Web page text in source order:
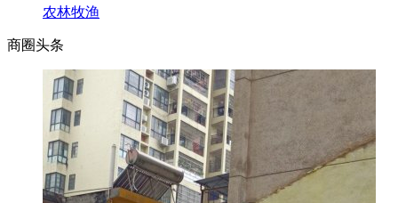
农林牧渔
商圈头条